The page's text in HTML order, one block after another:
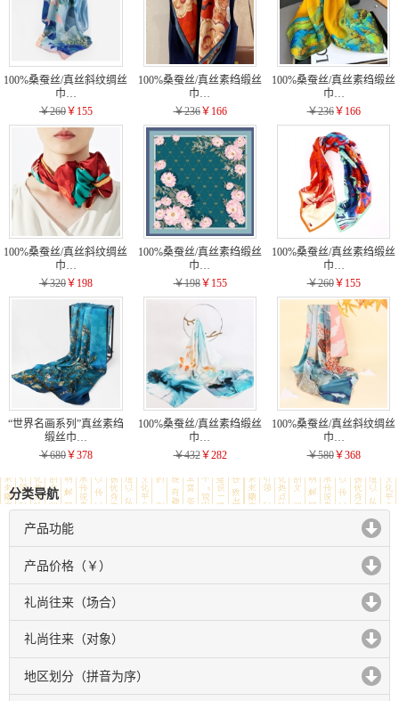
100%桑蚕丝/真丝斜纹绸丝
巾…
￥260￥155
100%桑蚕丝/真丝素绉缎丝
巾…
￥236￥166
100%桑蚕丝/真丝素绉缎丝
巾…
￥236￥166
100%桑蚕丝/真丝斜纹绸丝
巾…
￥320￥198
100%桑蚕丝/真丝素绉缎丝
巾…
￥198￥155
100%桑蚕丝/真丝素绉缎丝
巾…
￥260￥155
“世界名画系列”真丝素绉
缎丝巾…
￥680￥378
100%桑蚕丝/真丝素绉缎丝
巾…
￥432￥282
100%桑蚕丝/真丝斜纹绸丝
巾…
￥580￥368
分类导航
产品功能
click to expand contents
产品价格（￥）
click to expand contents
礼尚往来（场合）
click to expand contents
礼尚往来（对象）
click to expand contents
地区划分（拼音为序）
click to expand contents